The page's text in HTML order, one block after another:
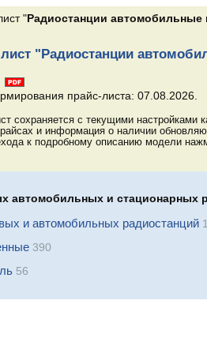
"Радиостанции
лист "Радиостанции
прайс-листа: 07.08.2026.
сохраняется с текущими настройками
и информация о наличии
к подробному описанию модели
автомобильных и стационарных
и автомобильных радиостанций
390
56